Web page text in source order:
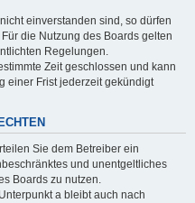
einverstanden sind, so dürfen
die Nutzung des Boards gelten
Regelungen.
Zeit geschlossen und kann
einer Frist jederzeit gekündigt
Sie dem Betreiber ein
und unentgeltliches
Boards zu nutzen.
a bleibt auch nach